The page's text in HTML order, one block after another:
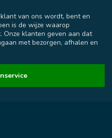
van ons wordt, bent en
is de wijze waarop
Onze klanten geven aan dat
met bezorgen, afhalen en